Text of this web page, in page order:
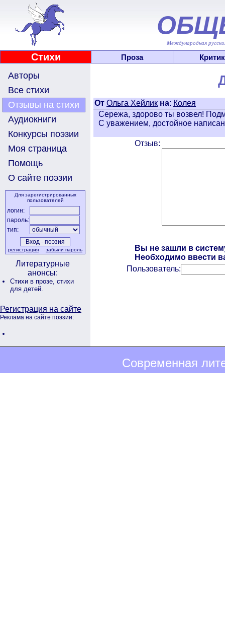
Международная
Стихи Проза
Авторы
Все стихи
Отзывы на стихи
Аудиокниги
Конкурсы поэзии
Моя страница
Помощь
О сайте поэзии
Для зарегистрированных
пользователей
логин:
пароль:
тип:
регистрация забыли пароль
Литературные
анонсы:
Стихи в прозе, стихи
для детей.
Регистрация на сайте
Реклама на сайте поэзии:
От Ольга Хейлик на: Колея
Сережа, здорово ты возвел!
С уважением, достойное
Отзыв:
Вы не зашли в
Необходимо ввести
Пользователь:
Современная